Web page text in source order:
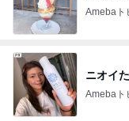
Amebaト
ニオイ
Amebaト